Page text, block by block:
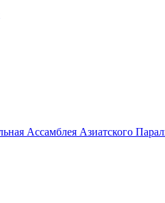
Ассамблея Азиатского